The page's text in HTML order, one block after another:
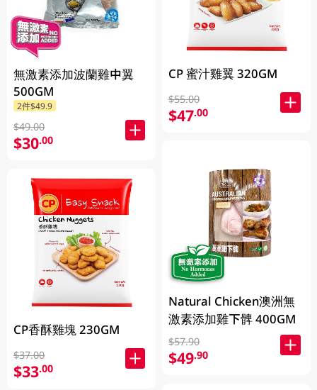
無激素添加波蘭雞中翼
500GM
2件$49.9
$49.00
$30.00
CP香酥雞塊 230GM
$37.00
$33.00
CP 蜜汁雞翼 320GM
$55.00
$47.00
Natural Chicken澳洲無
激素添加雞下髀 400GM
$57.90
$49.90